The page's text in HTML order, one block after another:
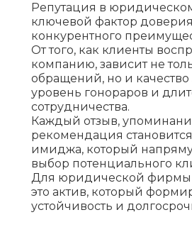
Репутация в
ключевой фактор
конкурентного
От того, как клиенты
компанию, зависит не
обращений, но и качество
уровень гонораров и
сотрудничества.
Каждый отзыв,
рекомендация
имиджа, который
выбор потенциального
Для юридической фирмы
это актив, который
устойчивость и